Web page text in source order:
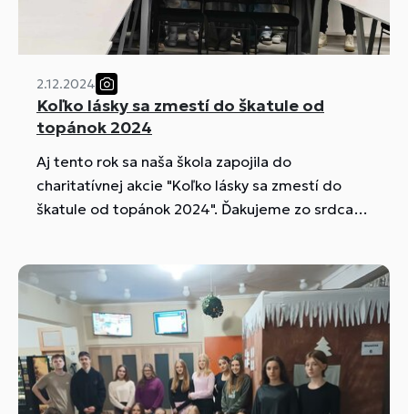
2.12.2024
Koľko lásky sa zmestí do škatule od
topánok 2024
Aj tento rok sa naša škola zapojila do
charitatívnej akcie "Koľko lásky sa zmestí do
škatule od topánok 2024". Ďakujeme zo srdca